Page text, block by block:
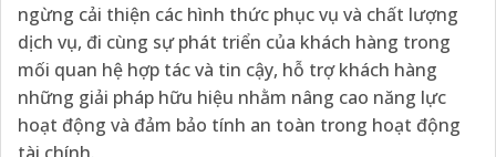
ngừng cải thiện các hình thức phục vụ và chất lượng
dịch vụ, đi cùng sự phát triển của khách hàng trong
mối quan hệ hợp tác và tin cậy, hỗ trợ khách hàng
những giải pháp hữu hiệu nhằm nâng cao năng lực
hoạt động và đảm bảo tính an toàn trong hoạt động